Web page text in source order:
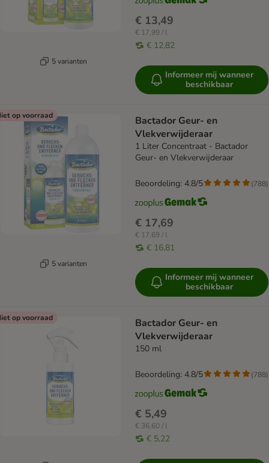
5 varianten
€ 13,49
€ 17,99 / l
€ 12,82
Informeer mij wanneer
beschikbaar
op voorraad
5 varianten
Bactador Geur- en
Vlekverwijderaar
1 Liter Concentraat - Bactador
Geur- en Vlekverwijderaar
€ 17,69
€ 17,69 / l
€ 16,81
Beoordeling: 4.8/5 (788)
Informeer mij wanneer
beschikbaar
op voorraad
Bactador Geur- en
Vlekverwijderaar
150 ml
€ 5,49
€ 36,60 / l
€ 5,22
Beoordeling: 4.8/5 (788)